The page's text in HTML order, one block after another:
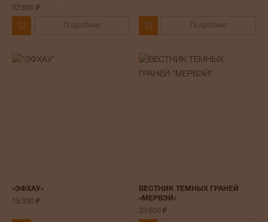
32 600 ₽
Подробнее Подробнее
«ЭФХАУ»
15 300 ₽
ВЕСТНИК ТЕМНЫХ ГРАНЕЙ
«МЕРВЭЙ»
33 600 ₽